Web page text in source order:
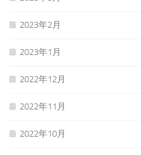
2023年2月
2023年1月
2022年12月
2022年11月
2022年10月